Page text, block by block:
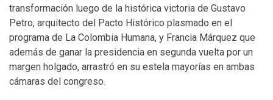
transformación luego de la histórica victoria de Gustavo
Petro, arquitecto del Pacto Histórico plasmado en el
programa de La Colombia Humana, y Francia Márquez que
además de ganar la presidencia en segunda vuelta por un
margen holgado, arrastró en su estela mayorías en ambas
cámaras del congreso.